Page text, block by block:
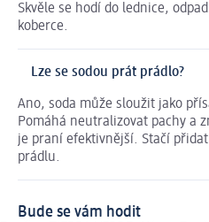
Skvěle se hodí do lednice,
koberce.
Lze se sodou prát prádlo?
Ano, soda může sloužit jako
Pomáhá neutralizovat pachy a
je praní efektivnější. Stačí
prádlu.
Bude se vám hodit